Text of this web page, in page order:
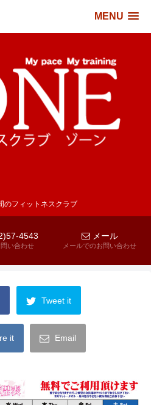
MENU
のフィットネスクラブ
4543
い合わせ
メール
メールでのお問い合わせ
Tweet it
it Email